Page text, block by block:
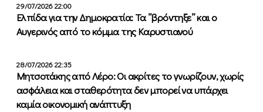
29/07/2026 22:00
Ελπίδα για την Δημοκρατία: Τα ”βρόντηξε” και ο
Αυγερινός από το κόμμα της Καρυστιανού
28/07/2026 22:35
Μητσοτάκης από Λέρο: Οι ακρίτες το γνωρίζουν, χωρίς
ασφάλεια και σταθερότητα δεν μπορεί να υπάρχει
καμία οικονομική ανάπτυξη